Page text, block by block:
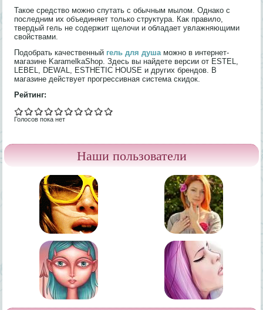
Такое средство можно спутать с обычным мылом. Однако с
последним их объединяет только структура. Как правило,
твердый гель не содержит щелочи и обладает увлажняющими
свойствами.
Подобрать качественный гель для душаможно в интернет-
магазине KaramelkaShop. Здесь вы найдете версии от ESTEL,
LEBEL, DEWAL, ESTHETIC HOUSE и других брендов. В
магазине действует прогрессивная система скидок.
Рейтинг:
Голосов пока нет
Наши пользователи